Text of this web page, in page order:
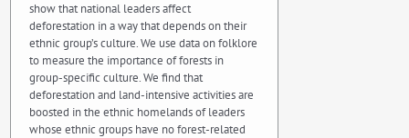
show that national leaders affect
deforestation in a way that depends on their
ethnic group’s culture. We use data on folklore
to measure the importance of forests in
group-specific culture. We find that
deforestation and land-intensive activities are
boosted in the ethnic homelands of leaders
whose ethnic groups have no forest-related